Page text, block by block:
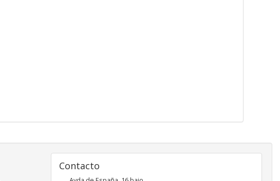
Contacto